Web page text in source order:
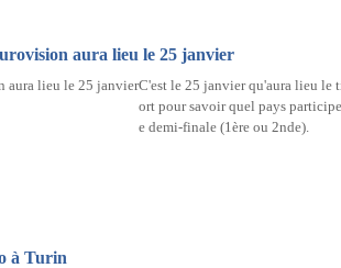
aura lieu le 25 janvier
C'est le 25 janvier qu'aura lieu le
ort pour savoir quel pays
e demi-finale (1ère ou 2nde).
à Turin